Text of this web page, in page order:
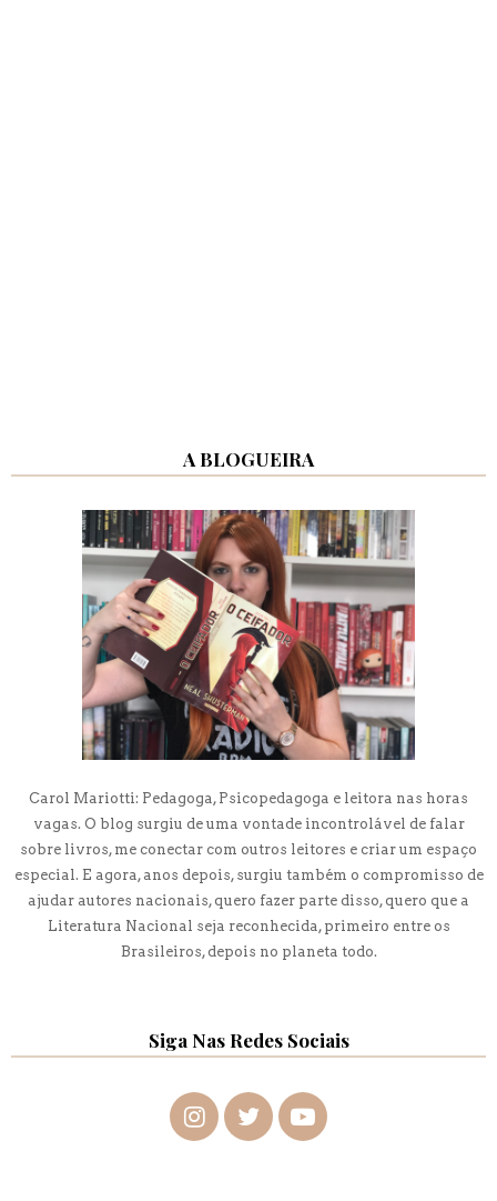
A BLOGUEIRA
Carol Mariotti: Pedagoga, Psicopedagoga e leitora nas horas
vagas. O blog surgiu de uma vontade incontrolável de falar
sobre livros, me conectar com outros leitores e criar um espaço
especial. E agora, anos depois, surgiu também o compromisso de
ajudar autores nacionais, quero fazer parte disso, quero que a
Literatura Nacional seja reconhecida, primeiro entre os
Brasileiros, depois no planeta todo.
Siga Nas Redes Sociais